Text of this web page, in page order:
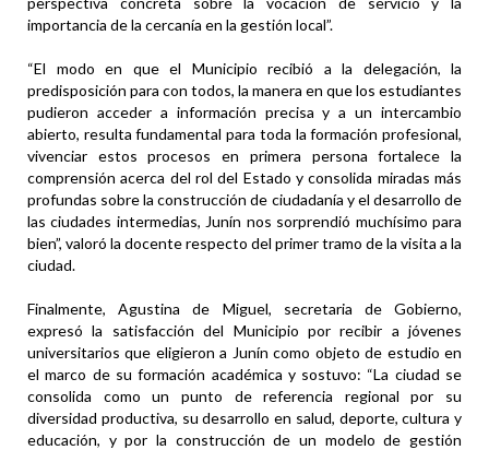
importancia de la cercanía en la gestión local”.
“El modo en que el Municipio recibió a la delegación, la
predisposición para con todos, la manera en que los estudiantes
pudieron acceder a información precisa y a un intercambio
abierto, resulta fundamental para toda la formación profesional,
vivenciar estos procesos en primera persona fortalece la
comprensión acerca del rol del Estado y consolida miradas más
profundas sobre la construcción de ciudadanía y el desarrollo de
las ciudades intermedias, Junín nos sorprendió muchísimo para
bien”, valoró la docente respecto del primer tramo de la visita a la
ciudad.
Finalmente, Agustina de Miguel, secretaria de Gobierno,
expresó la satisfacción del Municipio por recibir a jóvenes
universitarios que eligieron a Junín como objeto de estudio en
el marco de su formación académica y sostuvo: “La ciudad se
consolida como un punto de referencia regional por su
diversidad productiva, su desarrollo en salud, deporte, cultura y
educación, y por la construcción de un modelo de gestión